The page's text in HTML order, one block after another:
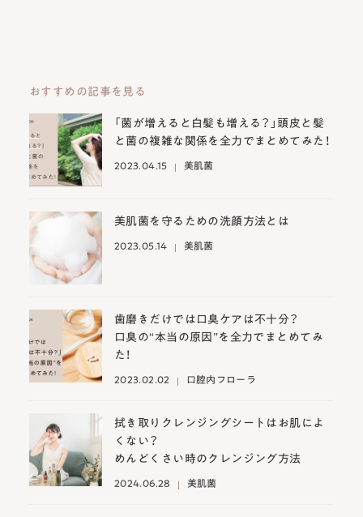
おすすめの記事を見る
「菌が増えると白髪も増える？」頭皮と髪
と菌の複雑な関係を全力でまとめてみた！
2023.04.15 美肌菌
美肌菌を守るための洗顔方法とは
2023.05.14 美肌菌
歯磨きだけでは口臭ケアは不十分？
口臭の“本当の原因”を全力でまとめてみ
た！
2023.02.02 口腔内フローラ
拭き取りクレンジングシートはお肌によ
くない？
めんどくさい時のクレンジング方法
2024.06.28 美肌菌